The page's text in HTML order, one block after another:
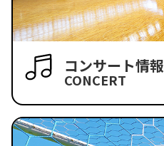
コンサート情報
CONCERT